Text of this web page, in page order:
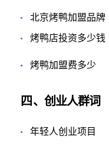
•北京烤鸭加盟品牌
•烤鸭店投资多少钱
•烤鸭加盟费多少
四 、创业人群词
•年轻人创业项目